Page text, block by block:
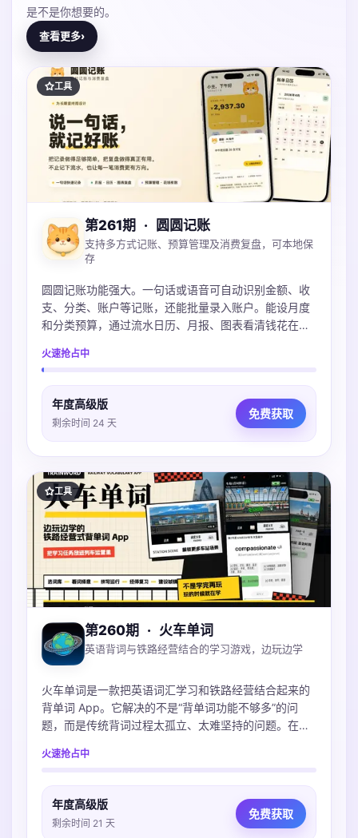
是不是你想要的。
查看更多›
工具
第261期 · 圆圆记账
支持多方式记账、预算管理及消费复盘，可本地保
存
圆圆记账功能强大。一句话或语音可自动识别金额、收
支、分类、账户等记账，还能批量录入账户。能设月度
和分类预算，通过流水日历、月报、图表看清钱花在
导入多种账单，微信支付宝Excel都支持。
火速抢占中
年度高级版
剩余时间 24 天
免费获取
工具
第260期 · 火车单词
英语背词与铁路经营结合的学习游戏，边玩边学
火车单词是一款把英语词汇学习和铁路经营结合起来的
背单词 App。它解决的不是“背单词功能不够多”的问
题，而是传统背词过程太孤立、太难坚持的问题。在
习来完成不同学习任务；这些任务会对应列车运营、经
到：今天不是只完成了几个单词数字，而是在推进自己
的铁路世界。
火速抢占中
年度高级版
剩余时间 21 天
免费获取